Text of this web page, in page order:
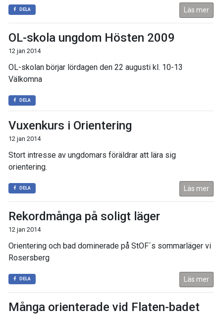
DELA Läs mer
OL-skola ungdom Hösten 2009
12 jan 2014
OL-skolan börjar lördagen den 22 augusti kl. 10-13
Välkomna
DELA
Vuxenkurs i Orientering
12 jan 2014
Stort intresse av ungdomars föräldrar att lära sig
orientering.
DELA Läs mer
Rekordmånga på soligt läger
12 jan 2014
Orientering och bad dominerade på StOF´s sommarläger vi
Rosersberg
DELA Läs mer
Många orienterade vid Flaten-badet